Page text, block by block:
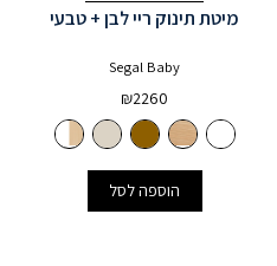
מיטת תינוק ריי לבן + טבעי
Segal Baby
₪2260
הוספה לסל